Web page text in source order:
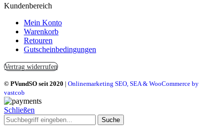
Kundenbereich
Mein Konto
Warenkorb
Retouren
Gutscheinbedingungen
Vertrag widerrufen
© PVundSO seit 2020 | Onlinemarketing SEO, SEA & WooCommerce by
vastcob
Schließen
Suche